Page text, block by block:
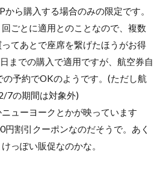
ら購入する場合のみの限定です。
ごとに適用とのことなので、複数
てあとで座席を繋げたほうがお得
までの購入で適用ですが、航空券自
予約でOKのようです。(ただし航
7の期間は対象外)
ューヨークとかが映っています
割引クーポンなのだそうで。あく
っぽい販促なのかな。